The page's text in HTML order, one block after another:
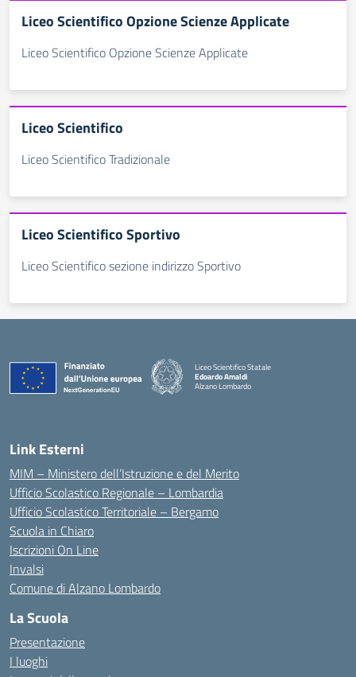
Liceo Scientifico Opzione Scienze Applicate
Liceo Scientifico Opzione Scienze Applicate
Liceo Scientifico
Liceo Scientifico Tradizionale
Liceo Scientifico Sportivo
Liceo Scientifico sezione indirizzo Sportivo
Liceo Scientifico Statale
Edoardo Amaldi
Alzano Lombardo
Link Esterni
MIM – Ministero dell’Istruzione e del Merito
Ufficio Scolastico Regionale – Lombardia
Ufficio Scolastico Territoriale – Bergamo
Scuola in Chiaro
Iscrizioni On Line
Invalsi
Comune di Alzano Lombardo
La Scuola
Presentazione
I luoghi